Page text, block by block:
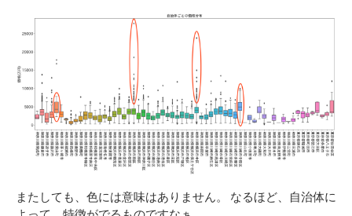
またしても、色には意味はありません。 なるほど、自治体に